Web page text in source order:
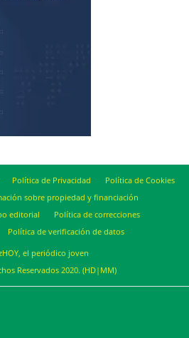
Política de Privacidad
Política de Cookies
sobre propiedad y financiación
editorial
Política de correcciones
Política de verificación de datos
el periódico joven
Reservados 2020. (HD|MM)